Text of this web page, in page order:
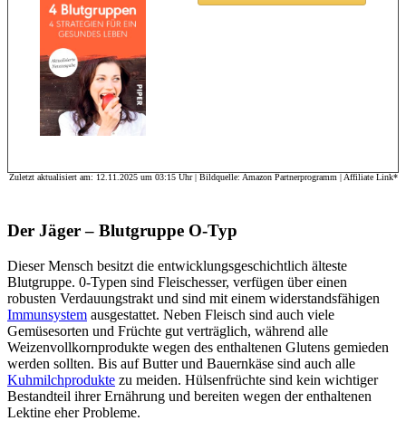
Zuletzt aktualisiert am: 12.11.2025 um 03:15 Uhr | Bildquelle: Amazon Partnerprogramm | Affiliate Link*
Der Jäger – Blutgruppe O-Typ
Dieser Mensch besitzt die entwicklungsgeschichtlich älteste
Blutgruppe. 0-Typen sind Fleischesser, verfügen über einen
robusten Verdauungstrakt und sind mit einem widerstandsfähigen
Immunsystem ausgestattet. Neben Fleisch sind auch viele
Gemüsesorten und Früchte gut verträglich, während alle
Weizenvollkornprodukte wegen des enthaltenen Glutens gemieden
werden sollten. Bis auf Butter und Bauernkäse sind auch alle
Kuhmilchprodukte zu meiden. Hülsenfrüchte sind kein wichtiger
Bestandteil ihrer Ernährung und bereiten wegen der enthaltenen
Lektine eher Probleme.